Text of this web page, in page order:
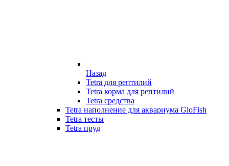
Назад
Tetra для рептилий
Tetra корма для рептилий
Tetra средства
Tetra наполнение для аквариума GloFish
Tetra тесты
Tetra пруд